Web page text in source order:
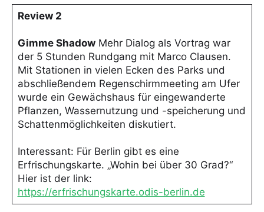
Review 2
Gimme ShadowMehr Dialog als Vortrag war
der 5 Stunden Rundgang mit Marco Clausen.
Mit Stationen in vielen Ecken des Parks und
abschließendem Regenschirmmeeting am Ufer
wurde ein Gewächshaus für eingewanderte
Pflanzen, Wassernutzung und -speicherung und
Schattenmöglichkeiten diskutiert.
Interessant: Für Berlin gibt es eine
Erfrischungskarte. „Wohin bei über 30 Grad?“
Hier ist der link:
https://erfrischungskarte.odis-berlin.de